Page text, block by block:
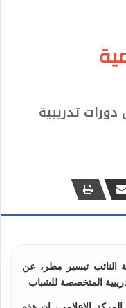
تدريبية
النائب تيسير مطر، عن
المتخصصة للشباب